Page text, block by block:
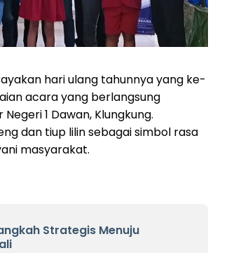
hari ulang tahunnya yang ke-
acara yang berlangsung
1 Dawan, Klungkung.
dan tiup lilin sebagai simbol rasa
masyarakat.
Strategis Menuju